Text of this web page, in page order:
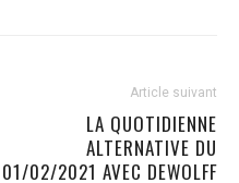
Article suivant
LA QUOTIDIENNE
ALTERNATIVE DU
01/02/2021 AVEC DEWOLFF